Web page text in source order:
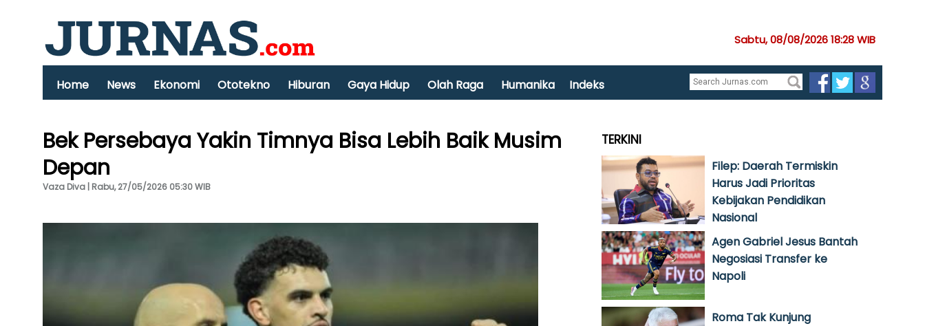
Sabtu, 08/08/2026 18:28 WIB
Home News Ekonomi Ototekno Hiburan Gaya Hidup Olah Raga Humanika Indeks
Bek Persebaya Yakin Timnya Bisa Lebih Baik Musim
Depan
Vaza Diva | Rabu, 27/05/2026 05:30 WIB
TERKINI
Filep: Daerah Termiskin
Harus Jadi Prioritas
Kebijakan Pendidikan
Nasional
Agen Gabriel Jesus Bantah
Negosiasi Transfer ke
Napoli
Roma Tak Kunjung